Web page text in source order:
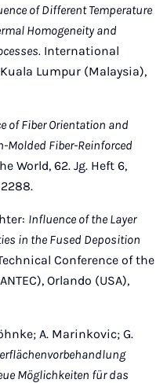
of Different Temperature
Homogeneity and
International
Lumpur (Malaysia),
of Fiber Orientation and
Molded Fiber-Reinforced
World, 62. Jg. Heft 6,
2288.
Influence of the Layer
in the Fused Deposition
Conference of the
Orlando (USA),
A. Marinkovic; G.
Möglichkeiten für das